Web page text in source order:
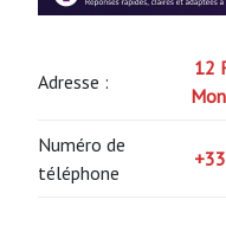
Adresse :
12
Numéro de
téléphone